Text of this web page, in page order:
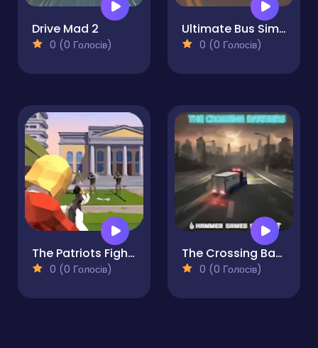
Drive Mad 2
0 (0 Голосів)
Ultimate Bus Simulator Driver Duty 3D
0 (0 Голосів)
The Patriots Fight and Freedom
0 (0 Голосів)
The Crossing Barriers Aid Deliverance
0 (0 Голосів)